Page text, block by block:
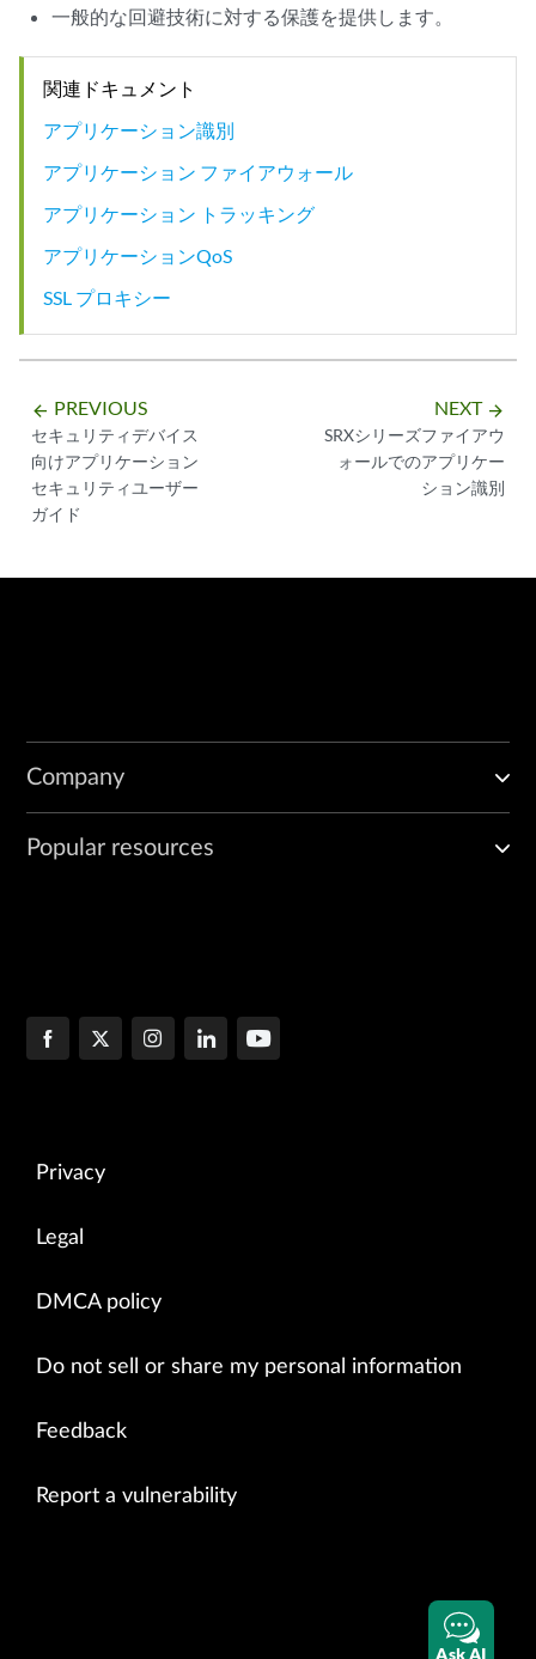
一般的な回避技術に対する保護を提供します。
関連ドキュメント
アプリケーション識別
アプリケーション ファイアウォール
アプリケーション トラッキング
アプリケーションQoS
SSL プロキシー
arrow_backward PREVIOUS
セキュリティデバイス
向けアプリケーション
セキュリティユーザー
ガイド
NEXT arrow_forward
SRXシリーズファイアウ
ォールでのアプリケー
ション識別
Company
Popular resources
Privacy
Legal
DMCA policy
Do not sell or share my personal information
Feedback
Report a vulnerability
Ask AI